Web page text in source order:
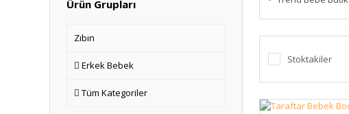
Ürün Grupları
Zıbın
Erkek Bebek
Tüm Kategoriler
Stoktakiler